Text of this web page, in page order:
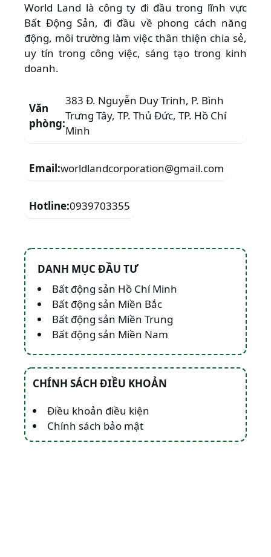
World Land là công ty đi đầu trong lĩnh vực
Bất Động Sản, đi đầu về phong cách năng
động, môi trường làm việc thân thiện chia sẻ,
uy tín trong công việc, sáng tạo trong kinh
doanh.
Văn
phòng:
383 Đ. Nguyễn Duy Trinh, P. Bình
Trưng Tây, TP. Thủ Đức, TP. Hồ Chí
Minh
Email:worldlandcorporation@gmail.com
Hotline:0939703355
DANH MỤC ĐẦU TƯ
Bất động sản Hồ Chí Minh
Bất động sản Miền Bắc
Bất động sản Miền Trung
Bất động sản Miền Nam
CHÍNH SÁCH ĐIỀU KHOẢN
Điều khoản điều kiện
Chính sách bảo mật